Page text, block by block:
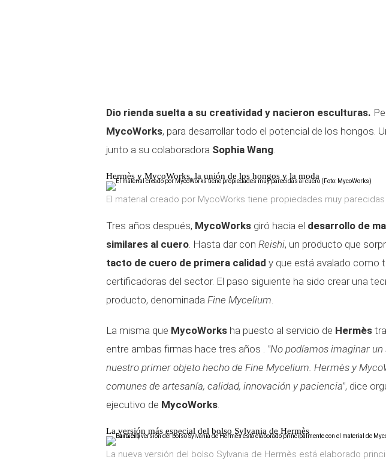
Dio rienda suelta a su creatividad y nacieron esculturas.
MycoWorks, para desarrollar todo el potencial de los hongos.
junto a su colaboradora Sophia Wang.
Hermès y MycoWorks, la unión de los hongos y la moda
El material creado por MycoWorks tiene propiedades muy
Tres años después, MycoWorks giró hacia el desarrollo de
similares al cuero. Hasta dar con Reishi, un producto que
tacto de cuero de primera calidad y que está avalado como
certificadoras del sector. El paso siguiente ha sido crear una
producto, denominada Fine Mycelium.
La misma que MycoWorks ha puesto al servicio de Hermès
entre ambas firmas hace tres años . "No podíamos imaginar
nuestro primer objeto hecho de Fine Mycelium. Hermès y
comunes de artesanía, calidad, innovación y paciencia", dice
ejecutivo de MycoWorks.
La versión más especial del bolso Sylvania de Hermès
La nueva versión del bolso Sylvania de Hermès está elaborado